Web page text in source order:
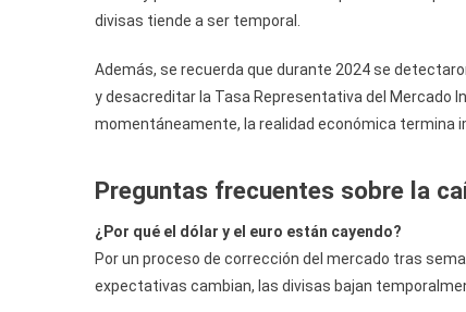
divisas tiende a ser temporal.
Además, se recuerda que durante 2024 se
y desacreditar la Tasa Representativa del Mercado
momentáneamente, la realidad económica termina
Preguntas frecuentes sobre la
¿Por qué el dólar y el euro están cayendo?
Por un proceso de corrección del mercado tras
expectativas cambian, las divisas bajan